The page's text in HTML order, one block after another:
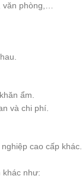
phòng,…
ẩm.
và chi phí.
cao cấp khác.
khác như: